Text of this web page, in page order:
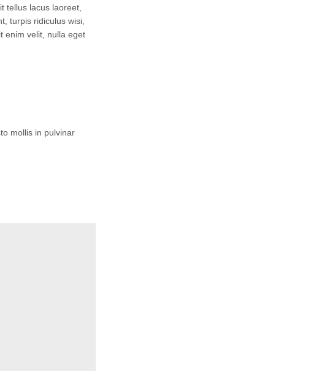
tellus lacus laoreet,
turpis ridiculus wisi,
enim velit, nulla eget
mollis in pulvinar